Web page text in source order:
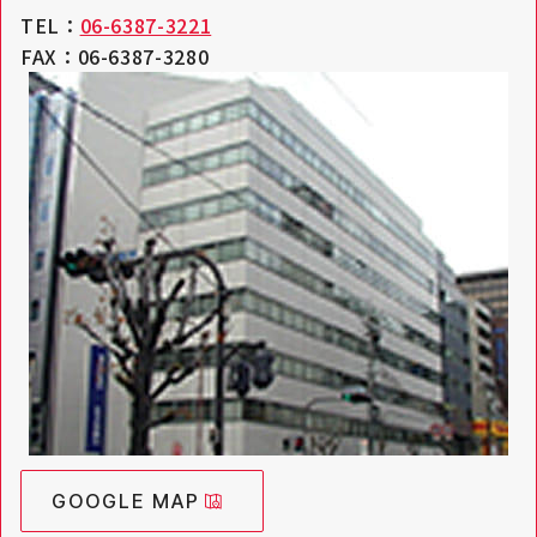
GOOGLE MAP
TEL： 06-6387-3221
FAX：06-6387-3280